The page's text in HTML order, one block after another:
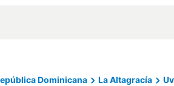
Dominicana La Altagracía